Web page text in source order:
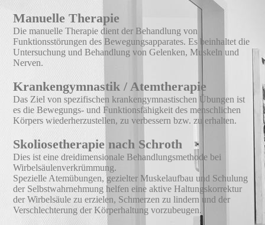
Manuelle Therapie
Die manuelle Therapie dient der Behandlung von
Funktionsstörungen des Bewegungsapparates. Es beinhaltet die
Untersuchung und Behandlung von Gelenken, Muskeln und
Nerven.
Krankengymnastik / Atemtherapie
Das Ziel von spezifischen krankengymnastischen Übungen ist
es die Bewegungs- und Funktionsfähigkeit des menschlichen
Körpers wiederherzustellen, zu verbessern bzw. zu erhalten.
Skoliosetherapie nach Schroth
Dies ist eine dreidimensionale Behandlungsmethode bei
Wirbelsäulenverkrümmung.
Spezielle Atemübungen, gezielter Muskelaufbau und Schulung
der Selbstwahrnehmung helfen eine aktive Haltungskorrektur
der Wirbelsäule zu erzielen, Schmerzen zu lindern und der
Verschlechterung der Körperhaltung vorzubeugen.